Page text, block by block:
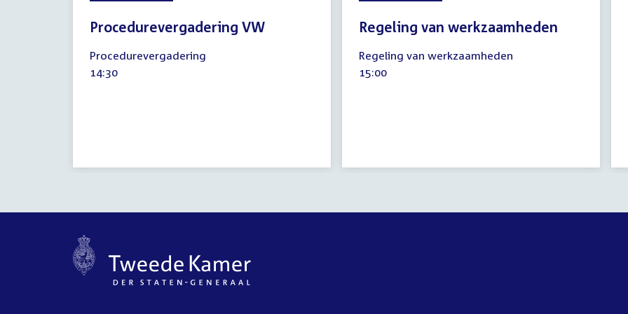
Procedurevergadering VW
september
2008
Procedurevergadering
Tijd
14:30
Regeling van werkzaamheden
september
2008
Regeling van werkzaamheden
Tijd
15:00